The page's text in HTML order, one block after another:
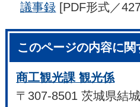
議事録 [PDF形式／
このページの内容に
商工観光課 観光係
〒307-8501 茨城県結